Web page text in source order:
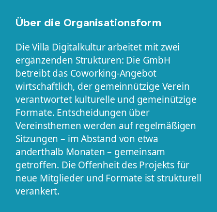
Über die Organisationsform
Die Villa Digitalkultur arbeitet mit zwei
ergänzenden Strukturen: Die GmbH
betreibt das Coworking-Angebot
wirtschaftlich, der gemeinnützige Verein
verantwortet kulturelle und gemeinützige
Formate. Entscheidungen über
Vereinsthemen werden auf regelmäßigen
Sitzungen – im Abstand von etwa
anderthalb Monaten – gemeinsam
getroffen. Die Offenheit des Projekts für
neue Mitglieder und Formate ist strukturell
verankert.